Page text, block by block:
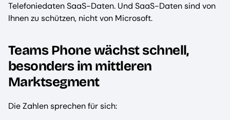
Telefoniedaten SaaS-Daten. Und SaaS-Daten sind von
Ihnen zu schützen, nicht von Microsoft.
Teams Phone wächst schnell,
besonders im mittleren
Marktsegment
Die Zahlen sprechen für sich: